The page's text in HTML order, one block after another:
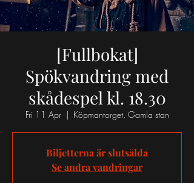
[Fullbokat]
Spökvandring med
skådespel kl. 18.30
Fri 11 Apr
  |
Köpmantorget, Gamla stan
Biljetterna är slutsålda
Se andra vandringar